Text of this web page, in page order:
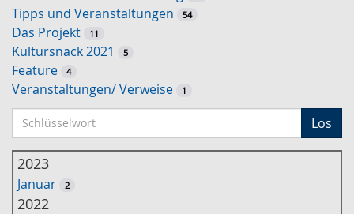
Tipps und Veranstaltungen 54
Das Projekt 11
Kultursnack 2021 5
Feature 4
Veranstaltungen/ Verweise 1
c
h
ü
Los
2023
Januar 2
2022